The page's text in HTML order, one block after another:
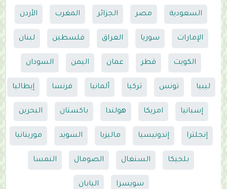
السعودية مصر الجزائر المغرب الأردن
الإمارات سوريا العراق فلسطين لبنان
الكويت قطر عمان اليمن السودان
ليبيا تونس تركيا ألمانيا فرنسا إيطاليا
إسبانيا امريكا هولندا باكستان البحرين
إنجلترا إندونيسيا ماليزيا السويد موريتانيا
بلجيكا السنغال الصومال النمسا
سويسرا اليابان